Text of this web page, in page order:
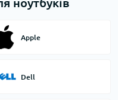
Apple
Dell